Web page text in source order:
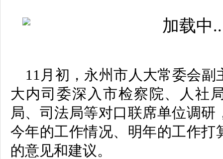
11 月初，永州市人大常委会副
大内司委深入市检察院、人社
局、司法局等对口联席单位调研
今年的工作情况、明年的工作打
的意见和建议。